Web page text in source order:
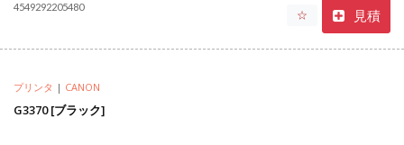
4549292205480
☆ 見積
プリンタ | CANON
G3370 [ブラック]